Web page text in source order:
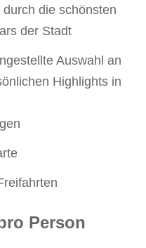
die schönsten
der Stadt
Auswahl an
Highlights in
Person